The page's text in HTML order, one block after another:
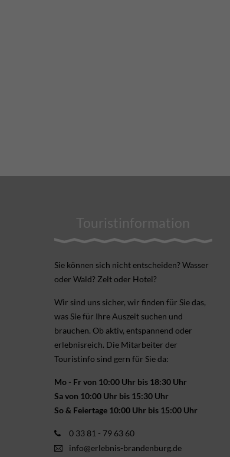
Touristinformation
Sie können sich nicht ent­scheiden? Wasser
oder Wald? Zelt oder Hotel?
Wir sind uns sicher, wir finden für Sie das,
was Sie für Ihre Aus­zeit suchen und
brauchen. Ob aktiv, ent­spannend oder
erlebnis­reich. Die Mitarbeiter der
Touristinfo sind gern für Sie da:
Mo - Fr von 10:00 Uhr bis 18:30 Uhr
Sa von 10:00 Uhr bis 15:30 Uhr
So & Feiertage 10:00 Uhr bis 15:00 Uhr
0 33 81 - 79 63 60
info@erlebnis-brandenburg.de